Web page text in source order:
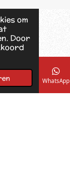
om
Door
Facebook WhatsApp